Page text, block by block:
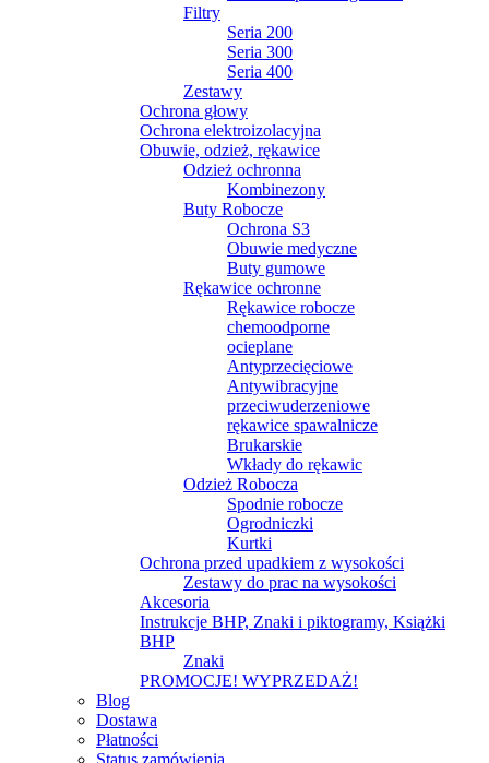
Filtry
Seria 200
Seria 300
Seria 400
Zestawy
Ochrona głowy
Ochrona elektroizolacyjna
Obuwie, odzież, rękawice
Odzież ochronna
Kombinezony
Buty Robocze
Ochrona S3
Obuwie medyczne
Buty gumowe
Rękawice ochronne
Rękawice robocze
chemoodporne
ocieplane
Antyprzecięciowe
Antywibracyjne
przeciwuderzeniowe
rękawice spawalnicze
Brukarskie
Wkłady do rękawic
Odzież Robocza
Spodnie robocze
Ogrodniczki
Kurtki
Ochrona przed upadkiem z wysokości
Zestawy do prac na wysokości
Akcesoria
Instrukcje BHP, Znaki i piktogramy, Książki
BHP
Znaki
PROMOCJE! WYPRZEDAŻ!
Blog
Dostawa
Płatności
Status zamówienia